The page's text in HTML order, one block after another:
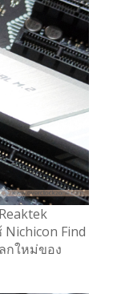
Find
กใหม่ของ